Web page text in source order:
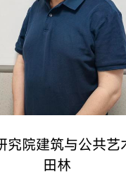
究院建筑与公共艺
田林